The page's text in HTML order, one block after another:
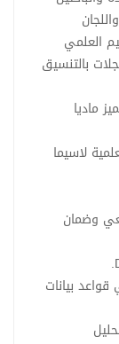
العلمي
بالتنسيق
ماديا
لاسيما
وضمان
بيانات